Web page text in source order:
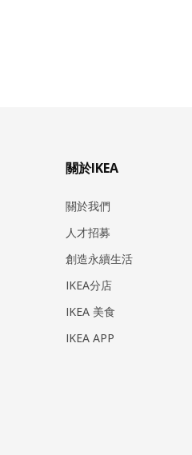
關於IKEA
關於我們
人才招募
創造永續生活
IKEA分店
IKEA 美食
IKEA APP